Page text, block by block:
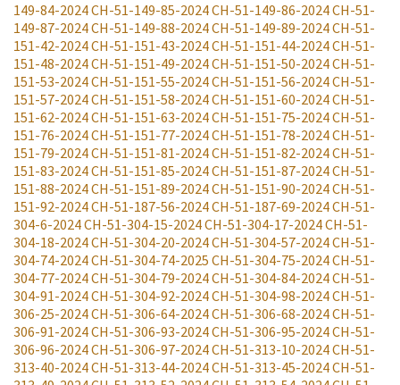
149-84-2024CH-51-149-85-2024CH-51-149-86-2024CH-51-
149-87-2024CH-51-149-88-2024CH-51-149-89-2024CH-51-
151-42-2024CH-51-151-43-2024CH-51-151-44-2024CH-51-
151-48-2024CH-51-151-49-2024CH-51-151-50-2024CH-51-
151-53-2024CH-51-151-55-2024CH-51-151-56-2024CH-51-
151-57-2024CH-51-151-58-2024CH-51-151-60-2024CH-51-
151-62-2024CH-51-151-63-2024CH-51-151-75-2024CH-51-
151-76-2024CH-51-151-77-2024CH-51-151-78-2024CH-51-
151-79-2024CH-51-151-81-2024CH-51-151-82-2024CH-51-
151-83-2024CH-51-151-85-2024CH-51-151-87-2024CH-51-
151-88-2024CH-51-151-89-2024CH-51-151-90-2024CH-51-
151-92-2024CH-51-187-56-2024CH-51-187-69-2024CH-51-
304-6-2024CH-51-304-15-2024CH-51-304-17-2024CH-51-
304-18-2024CH-51-304-20-2024CH-51-304-57-2024CH-51-
304-74-2024CH-51-304-74-2025 CH-51-304-75-2024CH-51-
304-77-2024CH-51-304-79-2024CH-51-304-84-2024CH-51-
304-91-2024CH-51-304-92-2024CH-51-304-98-2024CH-51-
306-25-2024CH-51-306-64-2024CH-51-306-68-2024CH-51-
306-91-2024CH-51-306-93-2024CH-51-306-95-2024CH-51-
306-96-2024CH-51-306-97-2024CH-51-313-10-2024CH-51-
313-40-2024CH-51-313-44-2024CH-51-313-45-2024CH-51-